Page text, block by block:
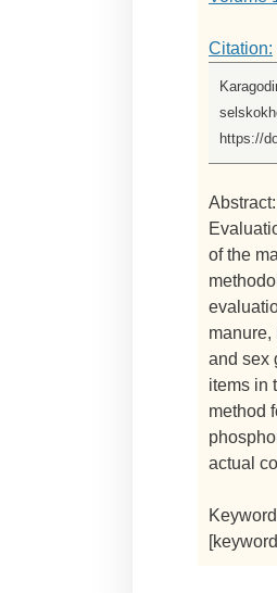
Citation:
https://
Abstract:
of the
manure,
and sex
items in
method
actual